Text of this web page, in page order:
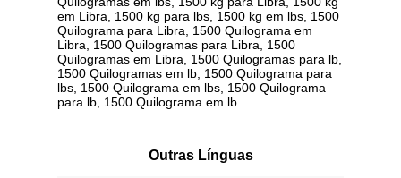
em Libra, 1500 kg para lbs, 1500 kg em lbs, 1500
Quilograma para Libra, 1500 Quilograma em
Libra, 1500 Quilogramas para Libra, 1500
Quilogramas em Libra, 1500 Quilogramas para lb,
1500 Quilogramas em lb, 1500 Quilograma para
lbs, 1500 Quilograma em lbs, 1500 Quilograma
para lb, 1500 Quilograma em lb
Outras Línguas